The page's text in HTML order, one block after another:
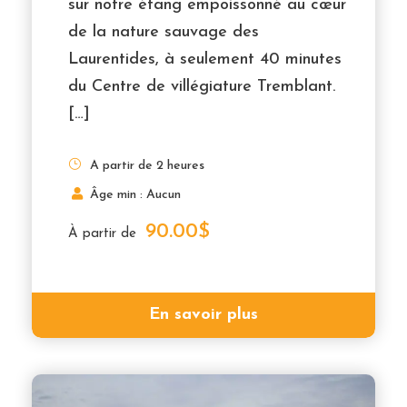
À partir de 90.00$
A partir de 2 heures
Âge min : Aucun
sur notre étang empoissonné au cœur
de la nature sauvage des
Laurentides, à seulement 40 minutes
du Centre de villégiature Tremblant.
[…]
En savoir plus